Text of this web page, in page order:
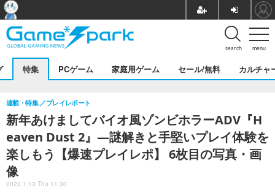
menu
search
特集 PCゲーム 家庭用ゲーム セール/無料 カルチャ
新年あけましてバイオ風ゾンビホラーADV『H
eaven Dust 2』―謎解きと手堅いプレイ体験を
楽しもう【爆速プレイレポ】 6枚目の写真・画
像
連載・特集 プレイレポート
2022.1.13 Thu 11:30